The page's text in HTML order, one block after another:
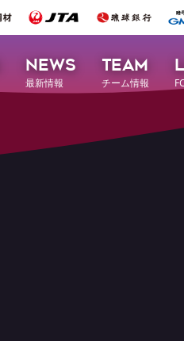
NEWS
最新情報
TEAM
チーム情報